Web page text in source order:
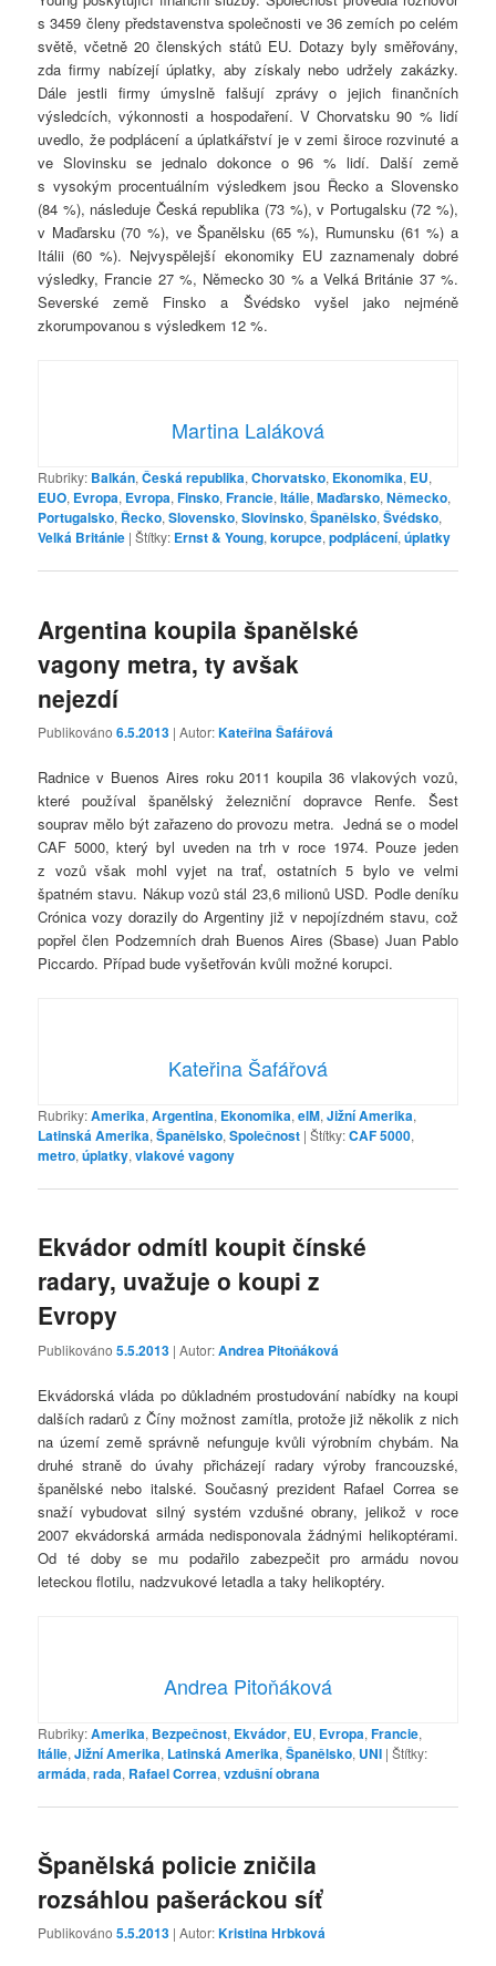
s 3459 členy představenstva společnosti ve 36 zemích po celém
světě, včetně 20 členských států EU. Dotazy byly směřovány,
zda firmy nabízejí úplatky, aby získaly nebo udržely zakázky.
Dále jestli firmy úmyslně falšují zprávy o jejich finančních
výsledcích, výkonnosti a hospodaření. V Chorvatsku 90 % lidí
uvedlo, že podplácení a úplatkářství je v zemi široce rozvinuté a
ve Slovinsku se jednalo dokonce o 96 % lidí. Další země
s vysokým procentuálním výsledkem jsou Řecko a Slovensko
(84 %), následuje Česká republika (73 %), v Portugalsku (72 %),
v Maďarsku (70 %), ve Španělsku (65 %), Rumunsku (61 %) a
Itálii (60 %). Nejvyspělejší ekonomiky EU zaznamenaly dobré
výsledky, Francie 27 %, Německo 30 % a Velká Británie 37 %.
Severské země Finsko a Švédsko vyšel jako nejméně
zkorumpovanou s výsledkem 12 %.
Martina Laláková
Rubriky: Balkán,Česká republika,Chorvatsko, Ekonomika, EU,
EUO, Evropa, Evropa,Finsko,Francie,Itálie,Maďarsko,Německo,
Portugalsko, Řecko,Slovensko,Slovinsko,Španělsko,Švédsko,
Velká Británie |Štítky: Ernst & Young,korupce,podplácení,úplatky
Argentina koupila španělské
vagony metra, ty avšak
nejezdí
Publikováno6.5.2013 | Autor:Kateřina Šafářová
Radnice v Buenos Aires roku 2011 koupila 36 vlakových vozů,
které používal španělský železniční dopravce Renfe. Šest
souprav mělo být zařazeno do provozu metra. Jedná se o model
CAF 5000, který byl uveden na trh v roce 1974. Pouze jeden
z vozů však mohl vyjet na trať, ostatních 5 bylo ve velmi
špatném stavu. Nákup vozů stál 23,6 milionů USD. Podle deníku
Crónica vozy dorazily do Argentiny již v nepojízdném stavu, což
popřel člen Podzemních drah Buenos Aires (Sbase) Juan Pablo
Piccardo. Případ bude vyšetřován kvůli možné korupci.
Kateřina Šafářová
Rubriky:Amerika,Argentina, Ekonomika,elM,Jižní Amerika,
Latinská Amerika,Španělsko,Společnost |Štítky:CAF 5000,
metro,úplatky,vlakové vagony
Ekvádor odmítl koupit čínské
radary, uvažuje o koupi z
Evropy
Publikováno5.5.2013 | Autor:Andrea Pitoňáková
Ekvádorská vláda po důkladném prostudování nabídky na koupi
dalších radarů z Číny možnost zamítla, protože již několik z nich
na území země správně nefunguje kvůli výrobním chybám. Na
druhé straně do úvahy přicházejí radary výroby francouzské,
španělské nebo italské. Současný prezident Rafael Correa se
snaží vybudovat silný systém vzdušné obrany, jelikož v roce
2007 ekvádorská armáda nedisponovala žádnými helikoptérami.
Od té doby se mu podařilo zabezpečit pro armádu novou
leteckou flotilu, nadzvukové letadla a taky helikoptéry.
Andrea Pitoňáková
Rubriky:Amerika, Bezpečnost, Ekvádor, EU, Evropa,Francie,
Itálie,Jižní Amerika, Latinská Amerika,Španělsko, UNI |Štítky:
armáda,rada, Rafael Correa,vzdušní obrana
Španělská policie zničila
rozsáhlou pašeráckou síť
Publikováno5.5.2013 | Autor:Kristina Hrbková